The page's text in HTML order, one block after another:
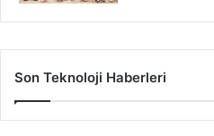
Son Teknoloji Haberleri